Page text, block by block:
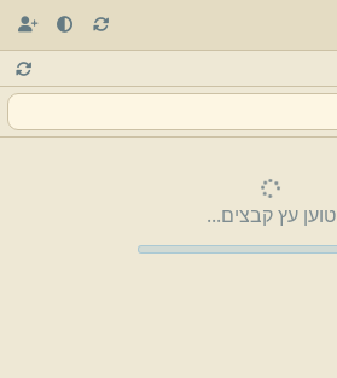
טוען עץ קבצים...